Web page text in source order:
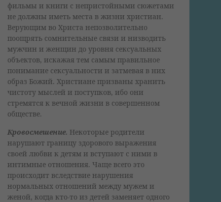
фильмы и книги с непристойными сюжетами
не должны иметь места в жизни христиан.
Верующим во Христа непозволительно
поощрять сомнительные связи и низводить
мужчин и женщин до уровня сексуальных
объектов, искажая тем самым правильное
понимание сексуальности и затмевая в них
образ Божий. Христиане призваны хранить
чистоту мыслей и поступков, ибо они
стремятся к вечной жизни в совершенном
обществе.
Кровосмешение. Некоторые родители
нарушают границу здорового выражения
своей любви к детям и вступают с ними в
интимные отношения. Чаще всего это
происходит вследствие нарушения
нормальных отношений между мужем и
женой, когда кто-то из детей заменяет одного